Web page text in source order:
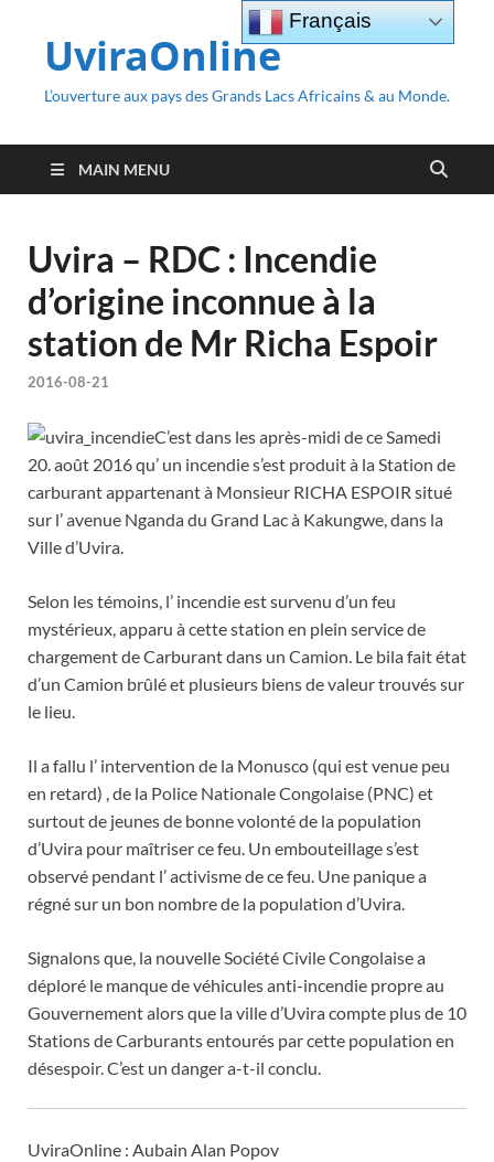
UviraOnline
L’ouverture aux pays des Grands Lacs Africains & au Monde.
MAIN MENU
Uvira – RDC : Incendie
d’origine inconnue à la
station de Mr Richa Espoir
2016-08-21
C’est dans les après-midi de ce Samedi
20. août 2016 qu’ un incendie s’est produit à la Station de
carburant appartenant à Monsieur RICHA ESPOIR situé
sur l’ avenue Nganda du Grand Lac à Kakungwe, dans la
Ville d’Uvira.
Selon les témoins, l’ incendie est survenu d’un feu
mystérieux, apparu à cette station en plein service de
chargement de Carburant dans un Camion. Le bila fait état
d’un Camion brûlé et plusieurs biens de valeur trouvés sur
le lieu.
Il a fallu l’ intervention de la Monusco (qui est venue peu
en retard) , de la Police Nationale Congolaise (PNC) et
surtout de jeunes de bonne volonté de la population
d’Uvira pour maîtriser ce feu. Un embouteillage s’est
observé pendant l’ activisme de ce feu. Une panique a
régné sur un bon nombre de la population d’Uvira.
Signalons que, la nouvelle Société Civile Congolaise a
déploré le manque de véhicules anti-incendie propre au
Gouvernement alors que la ville d’Uvira compte plus de 10
Stations de Carburants entourés par cette population en
désespoir. C’est un danger a-t-il conclu.
UviraOnline : Aubain Alan Popov
Français